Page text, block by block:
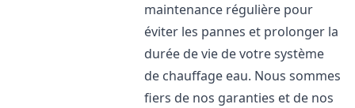
maintenance régulière pour
éviter les pannes et prolonger la
durée de vie de votre système
de chauffage eau. Nous sommes
fiers de nos garanties et de nos